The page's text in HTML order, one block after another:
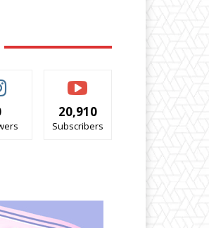
20,910
Subscribers